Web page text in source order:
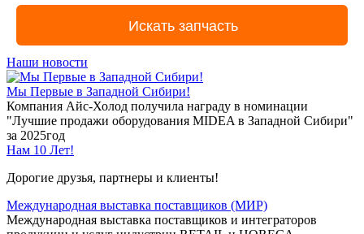
Наши новости
Мы Первые в Западной Сибири!
Компания Айс-Холод получила награду в номинации
"Лучшие продажи оборудования MIDEA в Западной Сибири"
за 2025год
Нам 10 Лет!
Дорогие друзья, партнеры и клиенты!
Международная выставка поставщиков (МИР)
Международная выставка поставщиков и интеграторов